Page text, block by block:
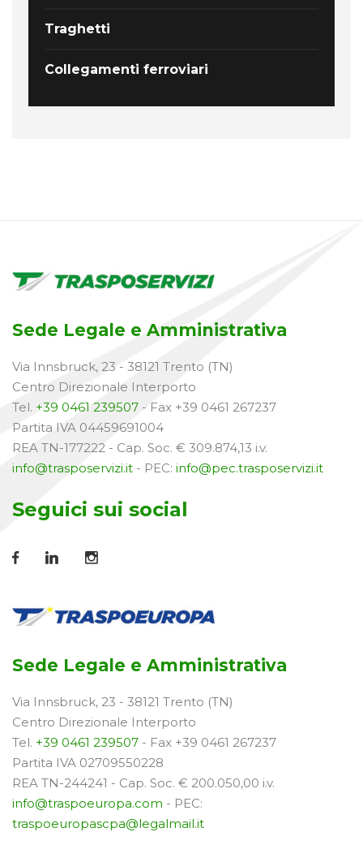
Traghetti
Collegamenti ferroviari
Sede Legale e Amministrativa
Via Innsbruck, 23 - 38121 Trento (TN)
Centro Direzionale Interporto
Tel. +39 0461 239507 - Fax +39 0461 267237
Partita IVA 04459691004
REA TN-177222 - Cap. Soc. € 309.874,13 i.v.
info@trasposervizi.it - PEC: info@pec.trasposervizi.it
Seguici sui social
Sede Legale e Amministrativa
Via Innsbruck, 23 - 38121 Trento (TN)
Centro Direzionale Interporto
Tel. +39 0461 239507 - Fax +39 0461 267237
Partita IVA 02709550228
REA TN-244241 - Cap. Soc. € 200.050,00 i.v.
info@traspoeuropa.com - PEC:
traspoeuropascpa@legalmail.it